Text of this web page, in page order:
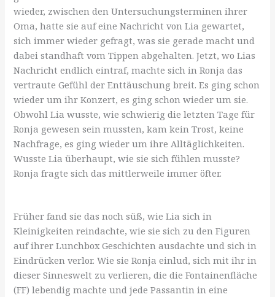
wieder, zwischen den Untersuchungsterminen ihrer
Oma, hatte sie auf eine Nachricht von Lia gewartet,
sich immer wieder gefragt, was sie gerade macht und
dabei standhaft vom Tippen abgehalten. Jetzt, wo Lias
Nachricht endlich eintraf, machte sich in Ronja das
vertraute Gefühl der Enttäuschung breit. Es ging schon
wieder um ihr Konzert, es ging schon wieder um sie.
Obwohl Lia wusste, wie schwierig die letzten Tage für
Ronja gewesen sein mussten, kam kein Trost, keine
Nachfrage, es ging wieder um ihre Alltäglichkeiten.
Wusste Lia überhaupt, wie sie sich fühlen musste?
Ronja fragte sich das mittlerweile immer öfter.
Früher fand sie das noch süß, wie Lia sich in
Kleinigkeiten reindachte, wie sie sich zu den Figuren
auf ihrer Lunchbox Geschichten ausdachte und sich in
Eindrücken verlor. Wie sie Ronja einlud, sich mit ihr in
dieser Sinneswelt zu verlieren, die die Fontainenfläche
(FF) lebendig machte und jede Passantin in eine